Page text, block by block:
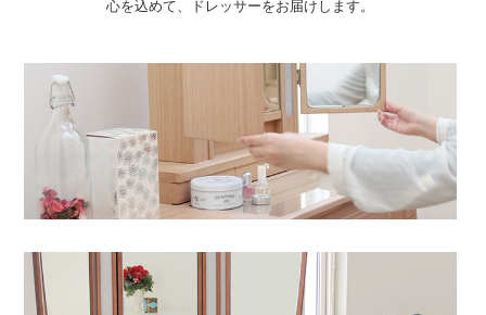
心を込めて、ドレッサーをお届けします。